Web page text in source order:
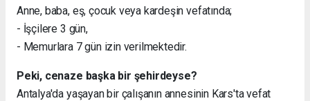
Anne, baba, eş, çocuk veya kardeşin vefatında;
- İşçilere 3 gün,
- Memurlara 7 gün izin verilmektedir.
Peki, cenaze başka bir şehirdeyse?
Antalya'da yaşayan bir çalışanın annesinin Kars'ta vefat